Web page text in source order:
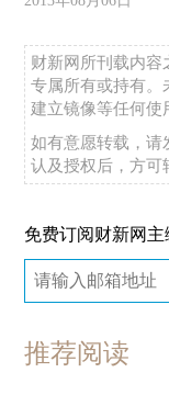
财新网所刊载内容
专属所有或持有。
建立镜像等任何使
如有意愿转载，请
认及授权后，方可
免费订阅财新网
推荐阅读